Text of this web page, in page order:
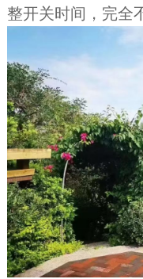
整开关时间，完全